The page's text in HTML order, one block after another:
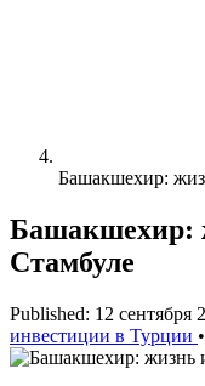
Башакшехир:
Башакшехир:
Стамбуле
Published: 12 сентября
инвестиции в Турции •